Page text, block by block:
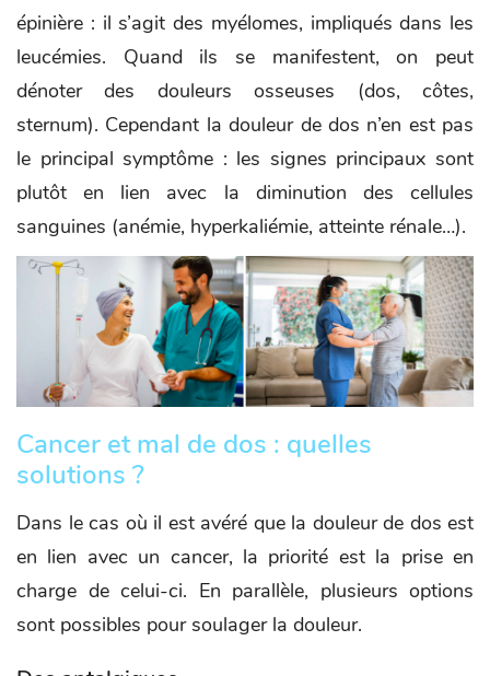
épinière : il s’agit des myélomes, impliqués dans les
leucémies. Quand ils se manifestent, on peut
dénoter des douleurs osseuses (dos, côtes,
sternum). Cependant la douleur de dos n’en est pas
le principal symptôme : les signes principaux sont
plutôt en lien avec la diminution des cellules
sanguines (anémie, hyperkaliémie, atteinte rénale…).
Cancer et mal de dos : quelles
solutions ?
Dans le cas où il est avéré que la douleur de dos est
en lien avec un cancer, la priorité est la prise en
charge de celui-ci. En parallèle, plusieurs options
sont possibles pour soulager la douleur.